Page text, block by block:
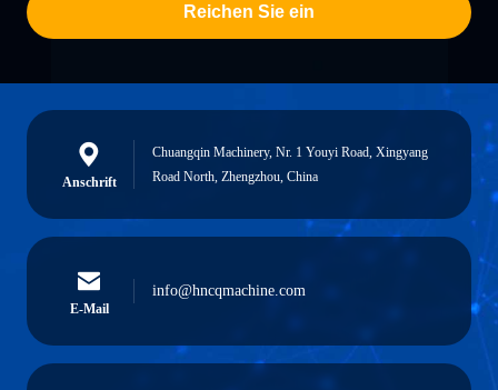
Reichen Sie ein
Anschrift
Chuangqin Machinery, Nr. 1 Youyi Road, Xingyang
Road North, Zhengzhou, China
E-Mail
info@hncqmachine.com